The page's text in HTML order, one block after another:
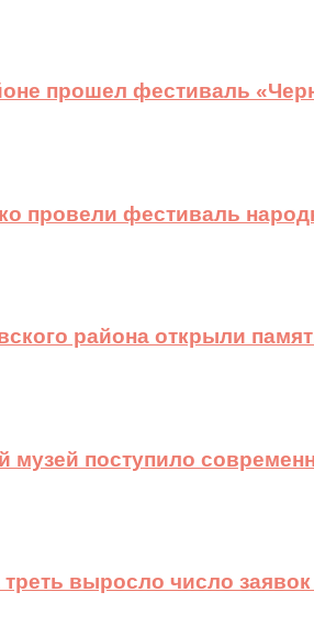
прошел фестиваль
провели фестиваль
района открыли
музей поступило
выросло число